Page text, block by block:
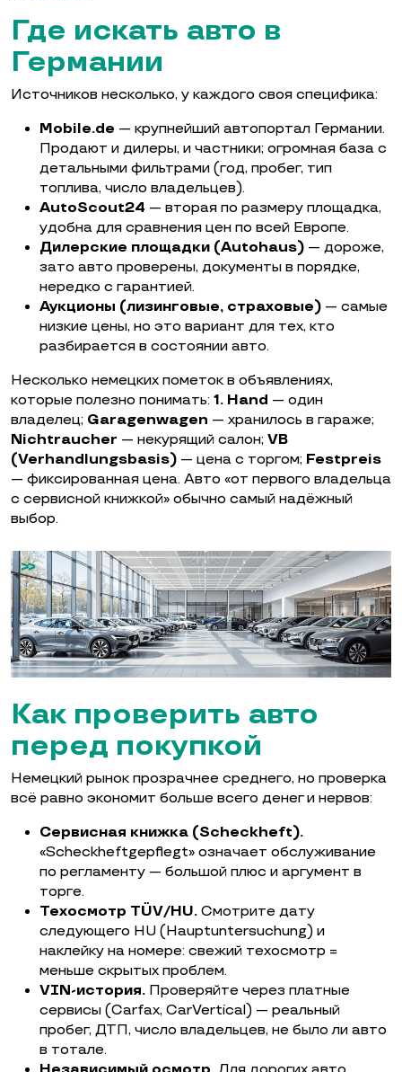
Где искать авто в
Германии
Источников несколько, у каждого своя специфика:
Mobile.de — крупнейший автопортал Германии.
Продают и дилеры, и частники; огромная база с
детальными фильтрами (год, пробег, тип
топлива, число владельцев).
AutoScout24 — вторая по размеру площадка,
удобна для сравнения цен по всей Европе.
Дилерские площадки (Autohaus) — дороже,
зато авто проверены, документы в порядке,
нередко с гарантией.
Аукционы (лизинговые, страховые) — самые
низкие цены, но это вариант для тех, кто
разбирается в состоянии авто.
Несколько немецких пометок в объявлениях,
которые полезно понимать: 1. Hand — один
владелец; Garagenwagen — хранилось в гараже;
Nichtraucher — некурящий салон; VB
(Verhandlungsbasis) — цена с торгом; Festpreis
— фиксированная цена. Авто «от первого владельца
с сервисной книжкой» обычно самый надёжный
выбор.
Как проверить авто
перед покупкой
Немецкий рынок прозрачнее среднего, но проверка
всё равно экономит больше всего денег и нервов:
Сервисная книжка (Scheckheft).
«Scheckheftgepflegt» означает обслуживание
по регламенту — большой плюс и аргумент в
торге.
Техосмотр TÜV/HU. Смотрите дату
следующего HU (Hauptuntersuchung) и
наклейку на номере: свежий техосмотр =
меньше скрытых проблем.
VIN-история. Проверяйте через платные
сервисы (Carfax, CarVertical) — реальный
пробег, ДТП, число владельцев, не было ли авто
в тотале.